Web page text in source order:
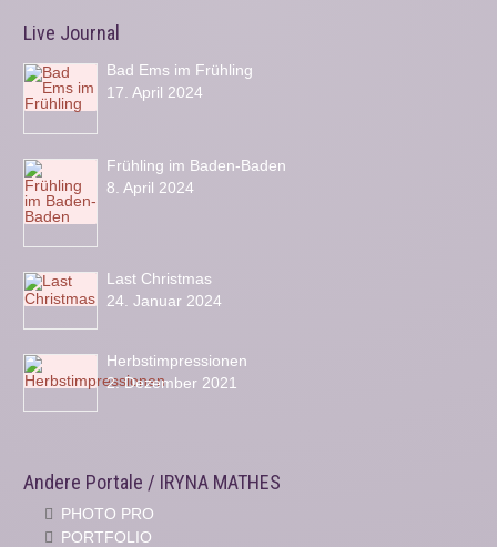
Live Journal
Bad Ems im Frühling
17. April 2024
Frühling im Baden-Baden
8. April 2024
Last Christmas
24. Januar 2024
Herbstimpressionen
2. Dezember 2021
Andere Portale / IRYNA MATHES
PHOTO PRO
PORTFOLIO